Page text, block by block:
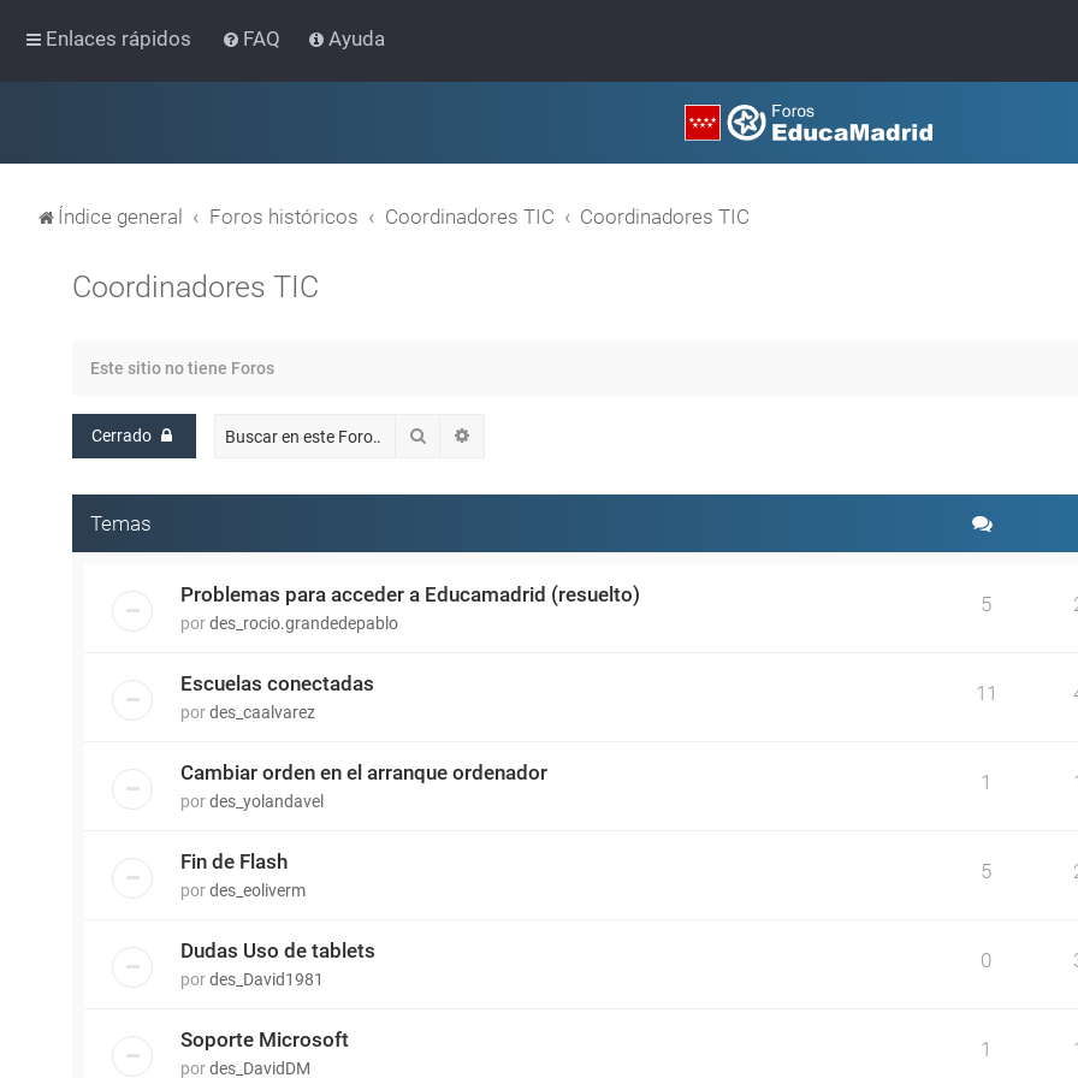
Enlaces rápidos FAQ Ayuda
Índice general Foros históricos Coordinadores TIC Coordinadores TIC
Coordinadores TIC
Este sitio no tiene Foros
Cerrado Buscar
Temas
Problemas para acceder a Educamadrid (resuelto)
pordes_rocio.grandedepablo
5
Escuelas conectadas
pordes_caalvarez
11
Cambiar orden en el arranque ordenador
pordes_yolandavel
1
Fin de Flash
pordes_eoliverm
5
Dudas Uso de tablets
pordes_David1981
0
Soporte Microsoft
pordes_DavidDM
1